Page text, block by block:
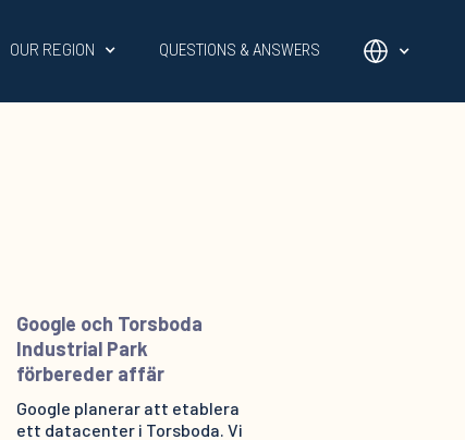
OUR REGION QUESTIONS & ANSWERS
Google och Torsboda
Industrial Park
förbereder affär
Google planerar att etablera
ett datacenter i Torsboda. Vi